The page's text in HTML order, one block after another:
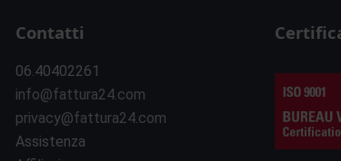
Contatti
06.40402261
info@fattura24.com
privacy@fattura24.com
Assistenza